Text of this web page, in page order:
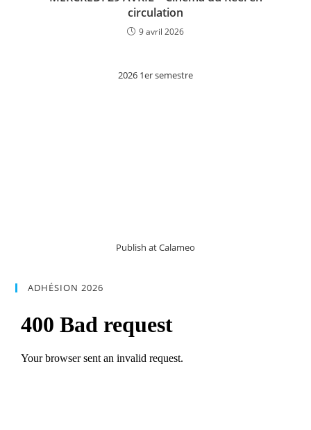
circulation
9 avril 2026
2026 1er semestre
Publish at Calameo
ADHÉSION 2026